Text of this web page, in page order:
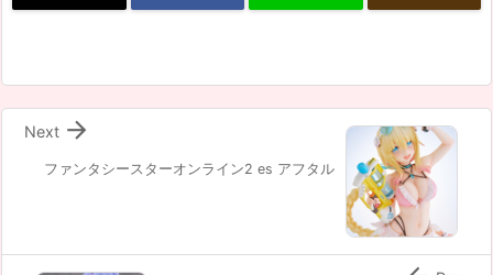
ファンタシースターオンライン2 es アフタル

Next